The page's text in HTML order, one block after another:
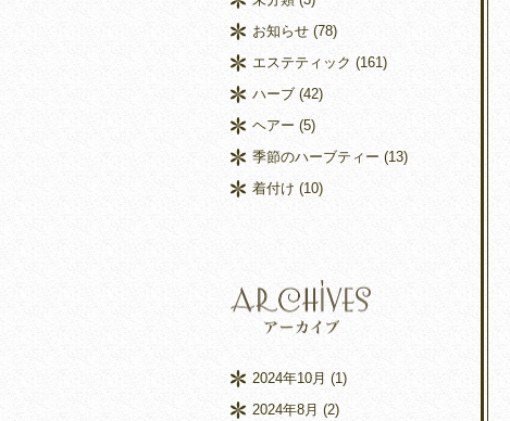
お知らせ (78)
エステティック (161)
ハーブ (42)
ヘアー (5)
季節のハーブティー (13)
着付け (10)
2024年10月 (1)
2024年8月 (2)